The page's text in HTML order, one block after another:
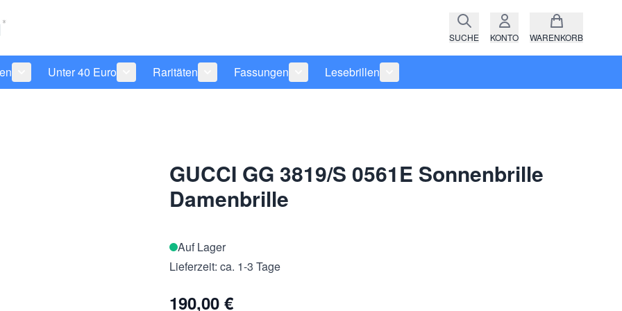
SUCHE KONTO WARENKORB
Pflegeprodukte anzeigen
Untermenü für Kategorie Sonnenbrillen anzeigen
Unter 40 Euro
Untermenü für Kategorie Unter 40 Euro anzeigen
Raritäten
Untermenü für Kategorie Raritäten anzeigen
Fassungen
Untermenü für Kategorie Fassungen anzeigen
Lesebrillen
Untermenü für Kategorie Lesebrillen anzeigen
GUCCI GG 3819/S 0561E Sonnenbrille
Damenbrille
Auf Lager
Lieferzeit: ca. 1-3 Tage
190,00 €